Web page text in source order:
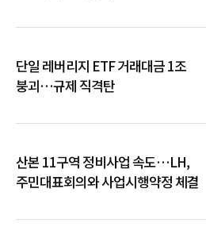
단일 레버리지 ETF 거래대금 1조
붕괴…규제 직격탄
산본 11구역 정비사업 속도…LH,
주민대표회의와 사업시행약정 체결